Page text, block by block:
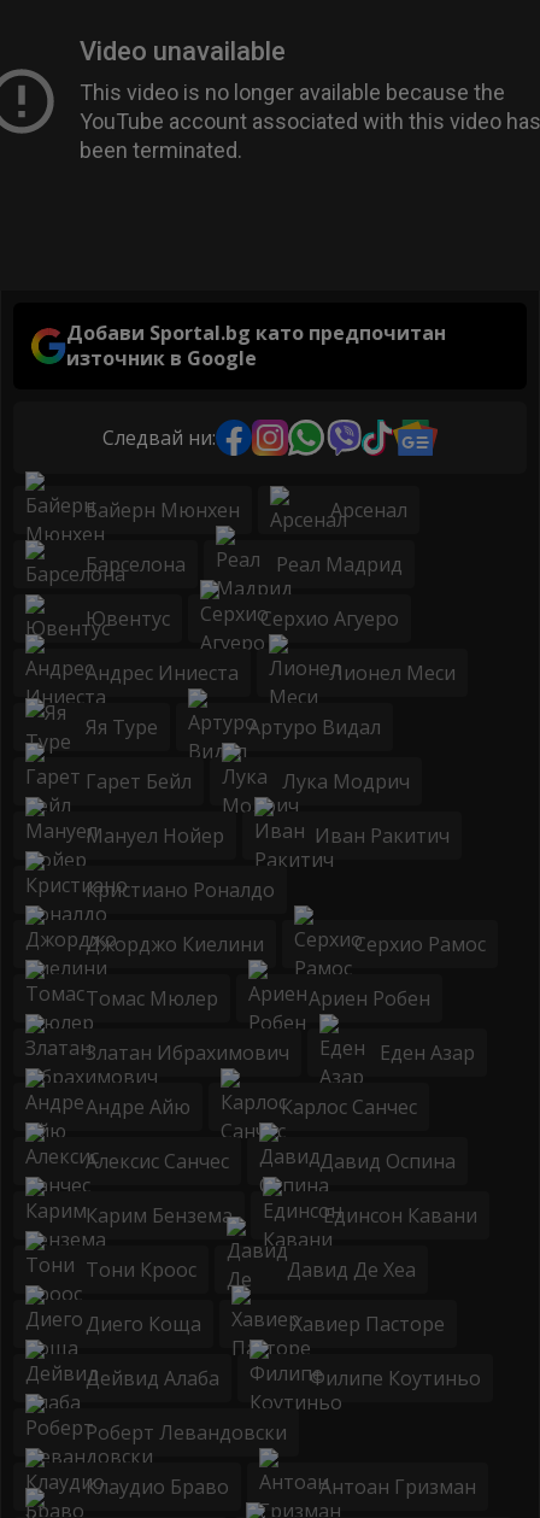
Добави Sportal.bg като предпочитан
източник в Google
Следвай ни:
Байерн Мюнхен Арсенал
Барселона Реал Мадрид
Ювентус Серхио Агуеро
Андрес Иниеста Лионел Меси
Яя Туре Артуро Видал
Гарет Бейл Лука Модрич
Мануел Нойер Иван Ракитич
Кристиано Роналдо
Джорджо Киелини Серхио Рамос
Томас Мюлер Ариен Робен
Златан Ибрахимович Еден Азар
Андре Айю Карлос Санчес
Алексис Санчес Давид Оспина
Карим Бензема Единсон Кавани
Тони Кроос Давид Де Хеа
Диего Коща Хавиер Пасторе
Дейвид Алаба Филипе Коутиньо
Роберт Левандовски
Клаудио Браво Антоан Гризман